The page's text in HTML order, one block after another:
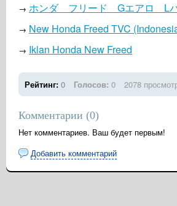
→ ホンダ フリード Gエアロ L
→ New Honda Freed TVC
→ Iklan Honda New Freed
Рейтинг: 0 Голосов: 0 2078
Комментарии (0)
Нет комментариев. Ваш будет первым!
Добавить комментарий